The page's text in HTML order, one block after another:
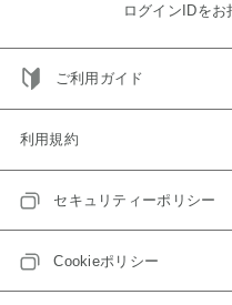
ログインIDをお
ご利用ガイド
利用規約
セキュリティーポリシー
Cookieポリシー